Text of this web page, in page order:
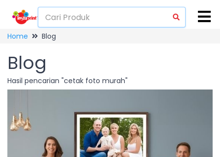
Home Blog
Blog
Hasil pencarian "cetak foto murah"